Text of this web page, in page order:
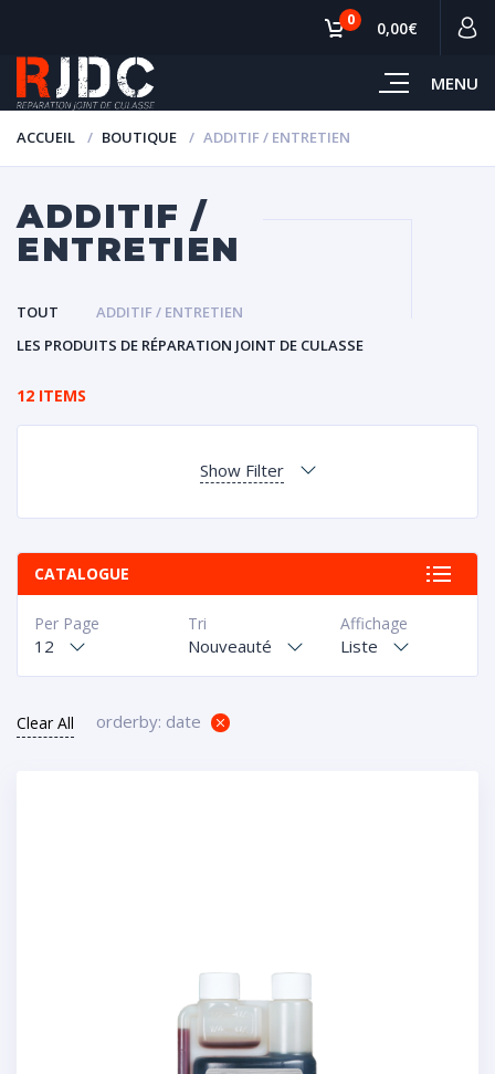
MENU
0 0,00€
ACCUEIL BOUTIQUE ADDITIF / ENTRETIEN
ADDITIF /
ENTRETIEN
TOUT
ADDITIF / ENTRETIEN
LES PRODUITS DE RÉPARATION JOINT DE CULASSE
12 ITEMS
Show Filter
CATALOGUE
Affichage
Liste
Tri
Nouveauté
Per Page
12
Clear All orderby: date